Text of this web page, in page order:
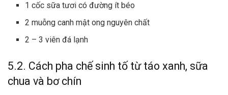
1 cốc sữa tươi có đường ít béo
2 muỗng canh mật ong nguyên chất
2 – 3 viên đá lạnh
5.2. Cách pha chế sinh tố từ táo xanh, sữa
chua và bơ chín